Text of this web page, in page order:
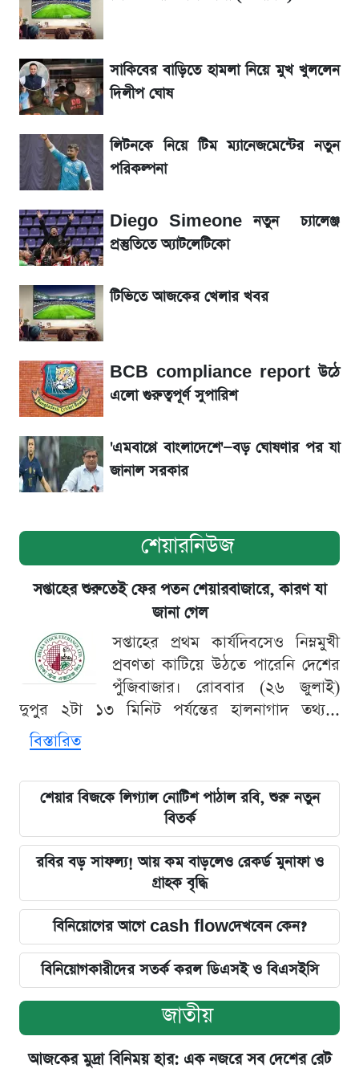
জেনে নিন আজকের সোনা ও রুপার সর্বশেষ দাম
আগামীকালই স্পষ্ট হবে এসএসসি ফল প্রকাশের
তারিখ
তাপমাত্রা নিয়ে নতুন পূর্বাভাস দিল আবহাওয়া অফিস
৬ আগস্ট দেশের বাজারে স্বর্ণের দাম
রবির বড় সাফল্য! আয় কম বাড়লেও রেকর্ড মুনাফা ও
গ্রাহক বৃদ্ধি
শেয়ার বিজকে লিগ্যাল নোটিশ পাঠাল রবি, শুরু নতুন
বিতর্ক
সৌদিতে বাংলাদেশিদের আকামা নবায়নে বদলে গেল
নিয়ম
সাকিবের বাড়িতে হামলা নিয়ে মুখ খুললেন
দিলীপ ঘোষ
লিটনকে নিয়ে টিম ম্যানেজমেন্টের নতুন
পরিকল্পনা
Diego Simeone নতুন চ্যালেঞ্জ
প্রস্তুতিতে অ্যাটলেটিকো
টিভিতে আজকের খেলার খবর
BCB compliance report উঠে
এলো গুরুত্বপূর্ণ সুপারিশ
'এমবাপ্পে বাংলাদেশে'—বড় ঘোষণার পর যা
জানাল সরকার
শেয়ারনিউজ
সপ্তাহের শুরুতেই ফের পতন শেয়ারবাজারে, কারণ যা
জানা গেল
সপ্তাহের প্রথম কার্যদিবসেও নিম্নমুখী
প্রবণতা কাটিয়ে উঠতে পারেনি দেশের
পুঁজিবাজার। রোববার (২৬ জুলাই)
দুপুর ২টা ১৩ মিনিট পর্যন্তের হালনাগাদ তথ্য...
বিস্তারিত
শেয়ার বিজকে লিগ্যাল নোটিশ পাঠাল রবি, শুরু নতুন
বিতর্ক
রবির বড় সাফল্য! আয় কম বাড়লেও রেকর্ড মুনাফা ও
গ্রাহক বৃদ্ধি
বিনিয়োগের আগে cash flowদেখবেন কেন?
বিনিয়োগকারীদের সতর্ক করল ডিএসই ও বিএসইসি
জাতীয়
আজকের মুদ্রা বিনিময় হার: এক নজরে সব দেশের রেট